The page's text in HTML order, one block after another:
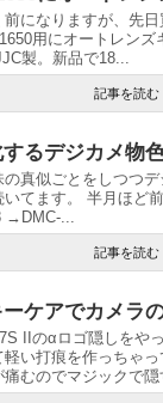
前になりますが、先
用にオートレンズ
製。新品で18...
記事を読む
るデジカメ物
の真似ごとをしつつ
いてます。 半月ほど
→DMC-...
記事を読む
ケアでカメラ
IIのαロゴ隠しをや
軽い打痕を作っちゃ
痛むのでマジックで